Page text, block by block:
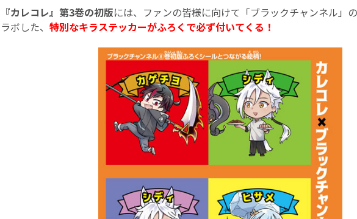
『カレコレ』第3巻の初版には、ファンの皆様に向けて「ブラックチャンネル」
ラボした、 特別なキラステッカーがふろくで必ず付いてくる！